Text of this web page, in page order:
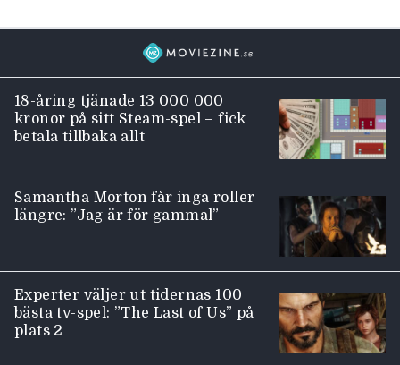
18-åring tjänade 13 000 000
kronor på sitt Steam-spel – fick
betala tillbaka allt
Samantha Morton får inga roller
längre: ”Jag är för gammal”
Experter väljer ut tidernas 100
bästa tv-spel: ”The Last of Us” på
plats 2